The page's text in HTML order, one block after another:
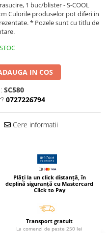
1 buc/blister - S-COOL
Culorile produselor pot diferi in
* Pozele sunt cu titlu de
IN COS
SC580
0727226794
Cere informatii
Plăți la un click distanță, în
deplină siguranță cu Mastercard
Click to Pay
Transport gratuit
La comenzi de peste 250 lei